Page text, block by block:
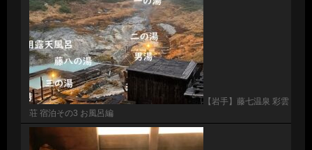
【岩手】藤七温泉 彩雲
荘 宿泊その3 お風呂編